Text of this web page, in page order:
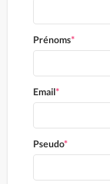
Prénoms*
Email*
Pseudo*